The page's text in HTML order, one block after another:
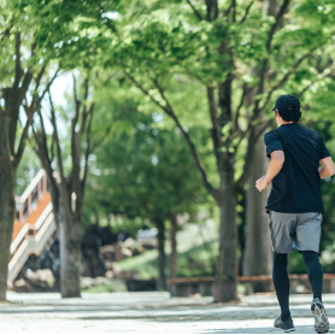
がん
検診・検査
出産・子ども